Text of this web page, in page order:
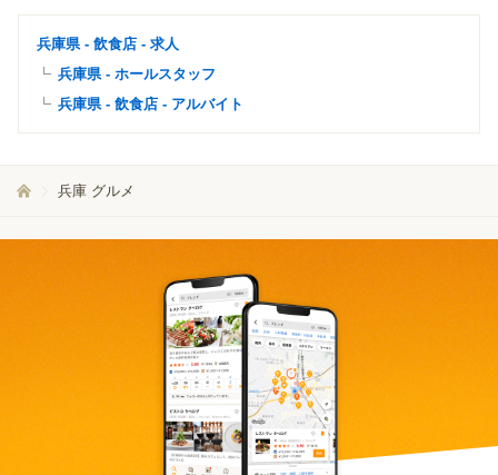
兵庫県 - 飲食店 - 求人
兵庫県 - ホールスタッフ
兵庫県 - 飲食店 - アルバイト
兵庫 グルメ